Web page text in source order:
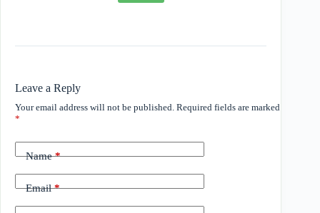
Leave a Reply
Your email address will not be published. Required fields are marked
*
Name*
Email*